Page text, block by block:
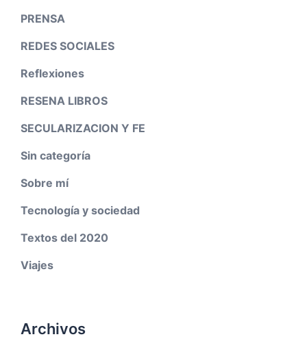
PRENSA
REDES SOCIALES
Reflexiones
RESENA LIBROS
SECULARIZACION Y FE
Sin categoría
Sobre mí
Tecnología y sociedad
Textos del 2020
Viajes
Archivos